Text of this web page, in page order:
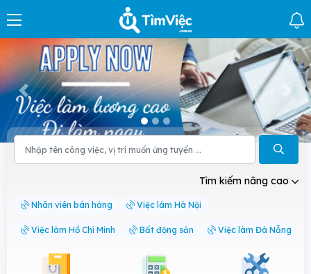
Tìm việc làm nhanh, tuyển dụng 24h
hiệu quả trên toàn quốc
Tiếp cận 10,000+tin tuyển dụng hàng ngày từ
hàng nghìn doanh nghiệp uy tín tại Việt Nam
Tìm kiếm nâng cao
Nhân viên bán hàng Việc làm Hà Nội
Việc làm Hồ Chí Minh Bất động sản Việc làm Đà Nẵng